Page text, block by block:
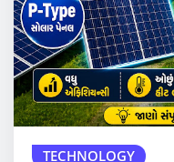
TECHNOLOGY